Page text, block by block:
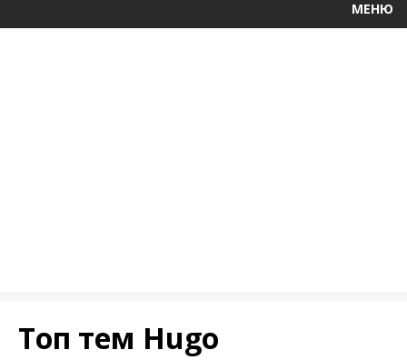
МЕНЮ
Топ тем Hugo